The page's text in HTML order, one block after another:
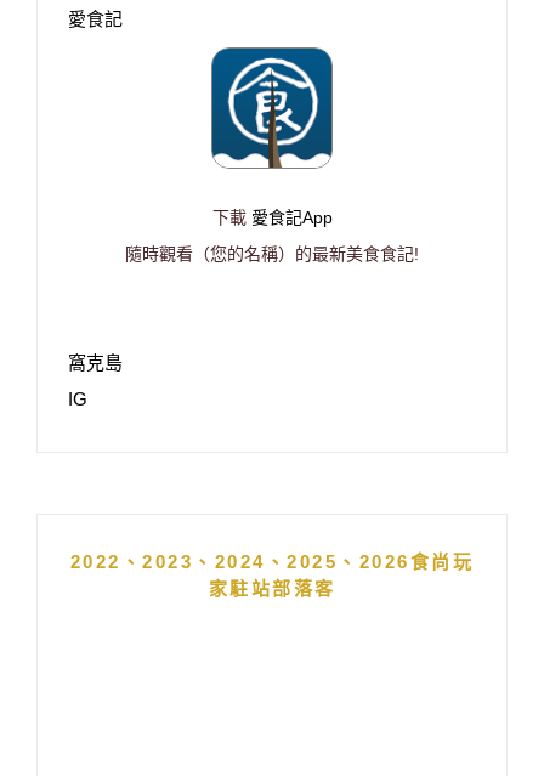
愛食記
下載 愛食記App
隨時觀看（您的名稱）的最新美食食記!
窩克島
IG
2022、2023、2024、2025、2026食尚玩
家駐站部落客